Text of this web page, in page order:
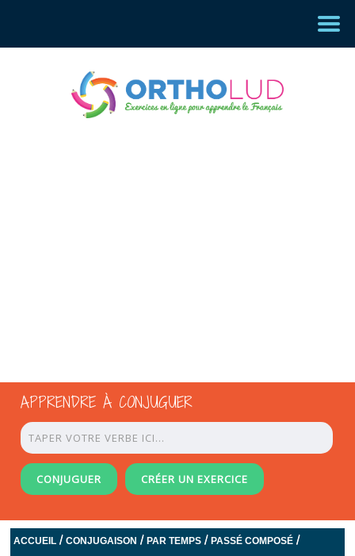
APPRENDRE À CONJUGUER
CONJUGUER CRÉER UN EXERCICE
ACCUEIL /CONJUGAISON /PAR TEMPS /PASSÉ COMPOSÉ /